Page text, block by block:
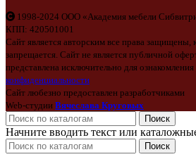
1998-2024 ООО «Академия мебели
КПП: 420501001
Сайт является авторским все права
запрещается. Сайт не является публичной
представлена исключительно для ознакомления
конфиденциальности
Сайт любезно предоставлен разработчиками
Web-студии Вячеслава Круговых
Поиск
Начните вводить текст или
Поиск